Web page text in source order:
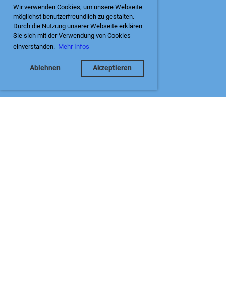
Wir verwenden Cookies, um unsere Webseite
möglichst benutzerfreundlich zu gestalten.
Durch die Nutzung unserer Webseite erklären
Sie sich mit der Verwendung von Cookies
einverstanden. Mehr Infos
Ablehnen Akzeptieren